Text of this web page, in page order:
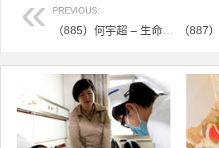
PREVIOUS:
文章导航